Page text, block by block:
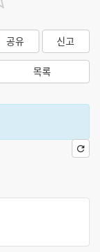
공유 신고
목록